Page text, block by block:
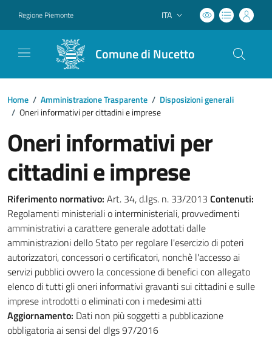
Regione Piemonte Lingua attiva:
ITA
Comune di Nucetto
Home / Amministrazione Trasparente / Disposizioni generali
/ Oneri informativi per cittadini e imprese
Oneri informativi per
cittadini e imprese
Riferimento normativo: Art. 34, d.lgs. n. 33/2013 Contenuti:
Regolamenti ministeriali o interministeriali, provvedimenti
amministrativi a carattere generale adottati dalle
amministrazioni dello Stato per regolare l'esercizio di poteri
autorizzatori, concessori o certificatori, nonchè l'accesso ai
servizi pubblici ovvero la concessione di benefici con allegato
elenco di tutti gli oneri informativi gravanti sui cittadini e sulle
imprese introdotti o eliminati con i medesimi atti
Aggiornamento: Dati non più soggetti a pubblicazione
obbligatoria ai sensi del dlgs 97/2016